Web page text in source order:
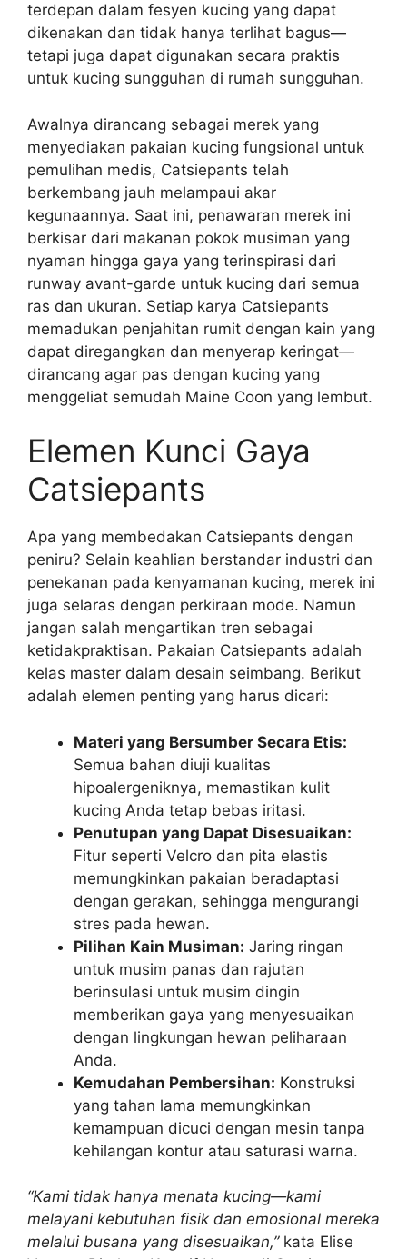
terdepan dalam fesyen kucing yang dapat
dikenakan dan tidak hanya terlihat bagus—
tetapi juga dapat digunakan secara praktis
untuk kucing sungguhan di rumah sungguhan.
Awalnya dirancang sebagai merek yang
menyediakan pakaian kucing fungsional untuk
pemulihan medis, Catsiepants telah
berkembang jauh melampaui akar
kegunaannya. Saat ini, penawaran merek ini
berkisar dari makanan pokok musiman yang
nyaman hingga gaya yang terinspirasi dari
runway avant-garde untuk kucing dari semua
ras dan ukuran. Setiap karya Catsiepants
memadukan penjahitan rumit dengan kain yang
dapat diregangkan dan menyerap keringat—
dirancang agar pas dengan kucing yang
menggeliat semudah Maine Coon yang lembut.
Elemen Kunci Gaya
Catsiepants
Apa yang membedakan Catsiepants dengan
peniru? Selain keahlian berstandar industri dan
penekanan pada kenyamanan kucing, merek ini
juga selaras dengan perkiraan mode. Namun
jangan salah mengartikan tren sebagai
ketidakpraktisan. Pakaian Catsiepants adalah
kelas master dalam desain seimbang. Berikut
adalah elemen penting yang harus dicari:
Materi yang Bersumber Secara Etis:
Semua bahan diuji kualitas
hipoalergeniknya, memastikan kulit
kucing Anda tetap bebas iritasi.
Penutupan yang Dapat Disesuaikan:
Fitur seperti Velcro dan pita elastis
memungkinkan pakaian beradaptasi
dengan gerakan, sehingga mengurangi
stres pada hewan.
Pilihan Kain Musiman: Jaring ringan
untuk musim panas dan rajutan
berinsulasi untuk musim dingin
memberikan gaya yang menyesuaikan
dengan lingkungan hewan peliharaan
Anda.
Kemudahan Pembersihan: Konstruksi
yang tahan lama memungkinkan
kemampuan dicuci dengan mesin tanpa
kehilangan kontur atau saturasi warna.
“Kami tidak hanya menata kucing—kami
melayani kebutuhan fisik dan emosional mereka
melalui busana yang disesuaikan,”kata Elise